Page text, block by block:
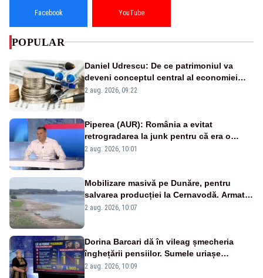
Facebook YouTube
POPULAR
Daniel Udrescu: De ce patrimoniul va
deveni conceptul central al economiei
viitoare?
2 aug. 2026, 09:22
Piperea (AUR): România a evitat
retrogradarea la junk pentru că era o
catastrofă pentru bănci și fondurile de
2 aug. 2026, 10:01
Mobilizare masivă pe Dunăre, pentru
salvarea producției la Cernavodă. Armata
va detona o stâncă și va devia apa
2 aug. 2026, 10:07
Dorina Barcari dă în vileag șmecheria
înghețării pensiilor. Sumele uriașe
pierdute de fiecare român
2 aug. 2026, 10:09